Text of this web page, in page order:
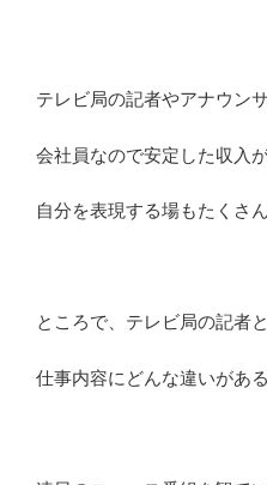
テレビ局の記者やアナウン
会社員なので安定した収入
自分を表現する場もたくさ
ところで、テレビ局の記者
仕事内容にどんな違いがあ